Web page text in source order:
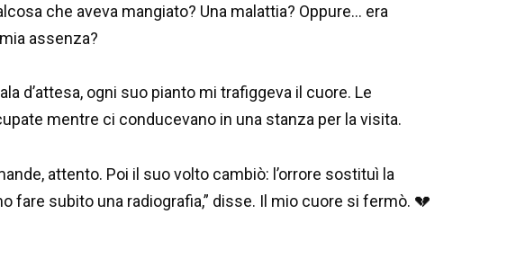
che aveva mangiato? Una malattia? Oppure… era
assenza?
d’attesa, ogni suo pianto mi trafiggeva il cuore. Le
mentre ci conducevano in una stanza per la visita.
attento. Poi il suo volto cambiò: l’orrore sostituì la
fare subito una radiografia,” disse. Il mio cuore si fermò. 💔